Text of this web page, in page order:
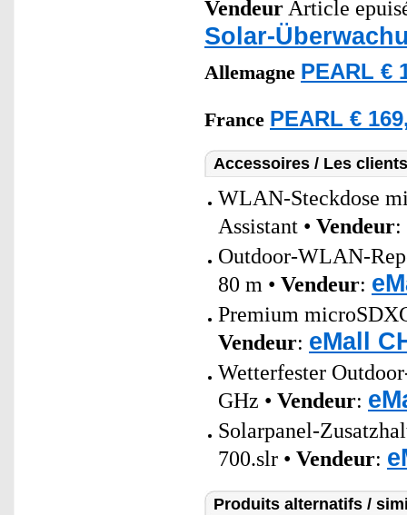
Vendeur Article
Solar-
Allemagne PEARL €
France PEARL €
Accessoires / Les
WLAN-Steckdose
Assistant • Vendeur:
Outdoor-WLAN-
80 m • Vendeur:
Premium
Vendeur: eMall
Wetterfester
GHz • Vendeur:
Solarpanel-
700.slr • Vendeur:
Produits alternatifs /